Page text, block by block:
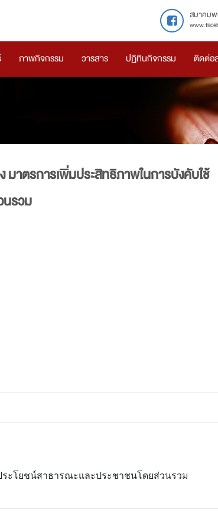
สมาคม
ภาพกิจกรรม วารสาร ปฏิทินกิจกรรม ติดต่อ
าตรการเพิ่มประสิทธิภาพในการบังคับใช้
นรวม
ะโยชน์สาธารณะและประชาชนโดยส่วนรวม